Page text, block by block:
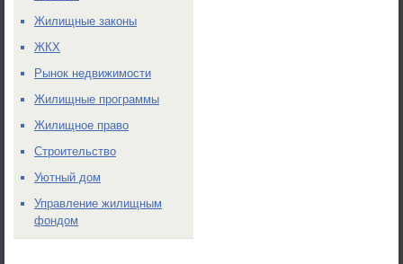
Жилищные законы
ЖКХ
Рынок недвижимости
Жилищные программы
Жилищное право
Строительство
Уютный дом
Управление жилищным
фондом